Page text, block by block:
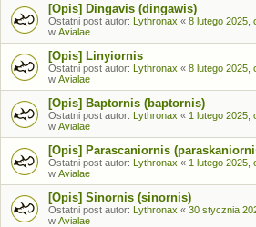
[Opis] Dingavis (dingawis)
Ostatni post autor: Lythronax « 8 lutego 2025,
w Avialae
[Opis] Linyiornis
Ostatni post autor: Lythronax « 8 lutego 2025,
w Avialae
[Opis] Baptornis (baptornis)
Ostatni post autor: Lythronax « 1 lutego 2025,
w Avialae
[Opis] Parascaniornis
Ostatni post autor: Lythronax « 1 lutego 2025,
w Avialae
[Opis] Sinornis (sinornis)
Ostatni post autor: Lythronax « 30 stycznia
w Avialae